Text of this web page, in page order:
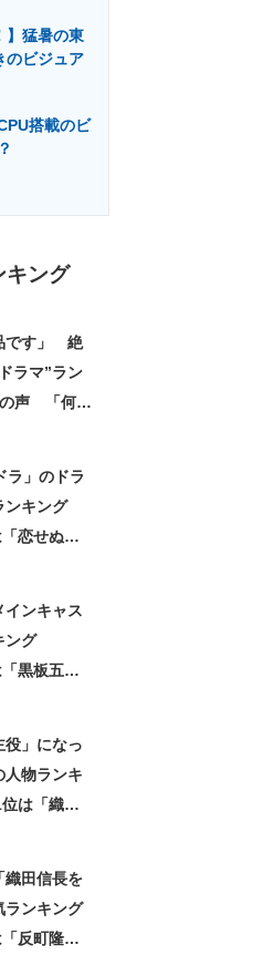
】猛暑の東
のビジュア
搭載のビ
キング
です」 絶
ラマ”ラン
の声 「何度
ラ」のドラ
ンキング
恋せぬふ
インキャス
ング
黒板五郎
役」になっ
人物ランキ
は「織田
織田信長を
ランキング
反町隆